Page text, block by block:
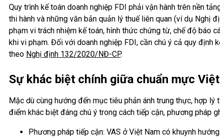
Quy trình kế toán doanh nghiệp FDI phải vận hành trên nền
thi hành và những văn bản quản lý thuế liên quan (ví dụ
phạm vi trách nhiệm kế toán, hình thức chứng từ, chế độ báo
khi vi phạm. Đối với doanh nghiệp FDI, cần chú ý cả quy định
theo Nghị định 132/2020/NĐ-CP.
Sự khác biệt chính giữa chuẩn mực
Mặc dù cùng hướng đến mục tiêu phản ánh trung thực, hợp lý
điểm khác biệt đáng chú ý trong cách tiếp cận, phương pháp
Phương pháp tiếp cận: VAS ở Việt Nam có khuynh